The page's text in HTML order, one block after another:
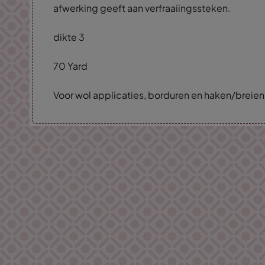
afwerking geeft aan verfraaiingssteken.
dikte 3
70 Yard
Voor wol applicaties, borduren en haken/